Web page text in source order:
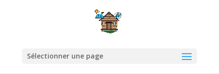
Sélectionner une page